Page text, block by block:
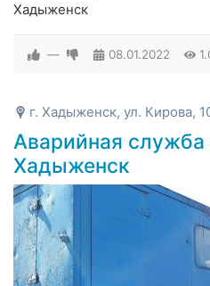
Хадыженск
— 08.01.2022
г. Хадыженск, ул. Кирова,
Аварийная служба
Хадыженск